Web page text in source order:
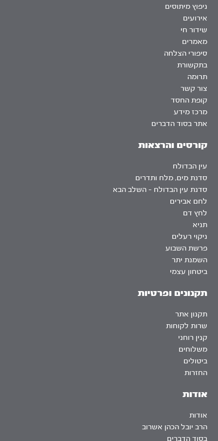
אודות
אודות
הרב יובל הכהן אשרוב
בסוד הדברים
ניפוץ מיתוסים
אירועים
שידור חי
מאמרים
סיפורי הצלחה
בתקשורת
תרומה
צור קשר
קופת החסד
מרכז מידע
אתר בסוד הדברים
קורסים והרצאות
עין הבדולח
סדנת מים, מלח ותדרים
סדנת עין הבדולח – השלב הבא
לחם אבירים
לחץ דם
תניא
ניקוי רעלים
פרשת השבוע
השמנת יתר
ביטחון עצמי
תקנונים ופרטיות
תקנון אתר
שרות לקוחות
קנין רוחני
משלוחים
ביטולים
החזרות